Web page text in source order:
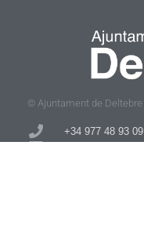
© Ajuntament de Deltebre
+34 977 48 93 09​